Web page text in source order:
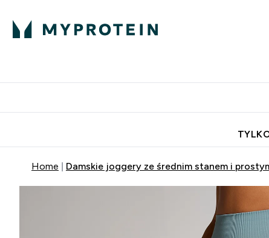
Home Damskie joggery ze średnim stanem i